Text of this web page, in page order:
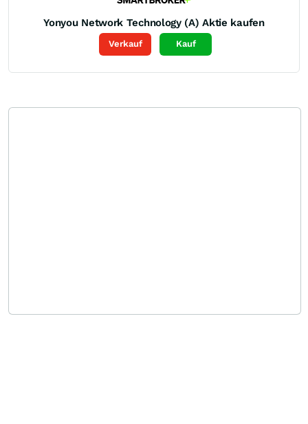
Yonyou Network Technology (A) Aktie kaufen
Verkauf Kauf